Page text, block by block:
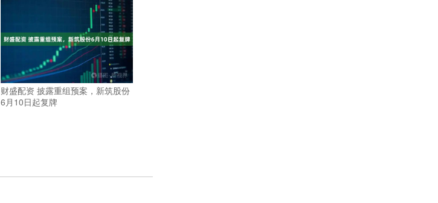
财盛配资 披露重组预案，新筑股份
6月10日起复牌